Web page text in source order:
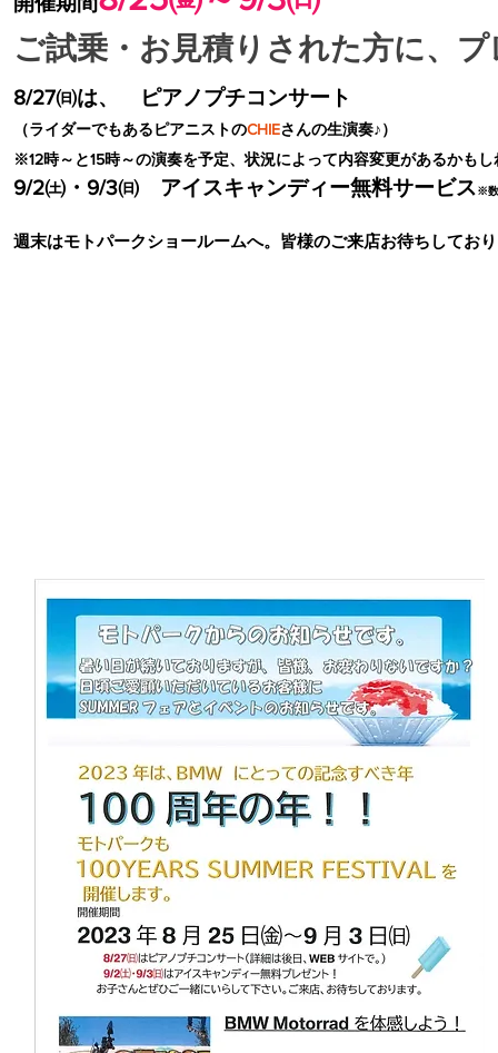
ご試乗・お見積りされた方に、
8/27㈰は、 ピアノプチコンサート
（ライダーでもあるピアニストのCHIEさんの生演奏♪）
※12時～と15時～の演奏を予定、状況によって内容変更があるかも
9/2㈯・9/3㈰ アイスキャンディー無料サービス※数
週末はモトパークショールームへ。皆様のご来店お待ちしてお